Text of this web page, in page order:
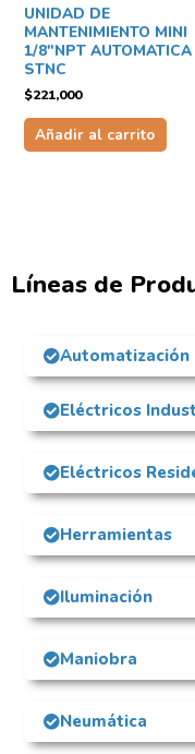
UNIDAD DE
MANTENIMIENTO MINI
1/8″NPT AUTOMATICA
STNC
$221,000
Añadir al carrito
Líneas de
Automatización
Eléctricos
Eléctricos
Herramientas
Iluminación
Maniobra
Neumática